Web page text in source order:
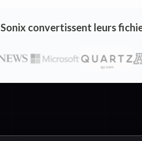
convertissent leurs